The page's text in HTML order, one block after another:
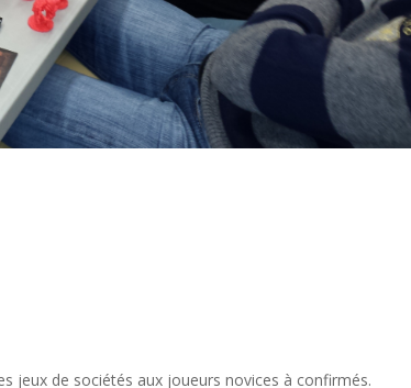
jeux de sociétés aux joueurs novices à confirmés.